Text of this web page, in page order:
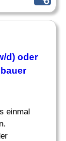
d) oder
einmal